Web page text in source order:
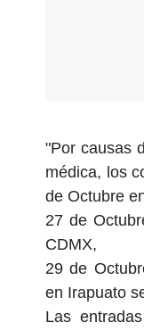
"Por causas
médica, los
de Octubre
27 de
CDMX,
29 de
en Irapuato
Las